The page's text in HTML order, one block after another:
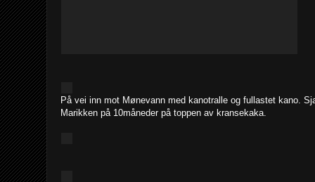
På vei inn mot Mønevann med kanotralle og fullastet kano.
Marikken på 10måneder på toppen av kransekaka.